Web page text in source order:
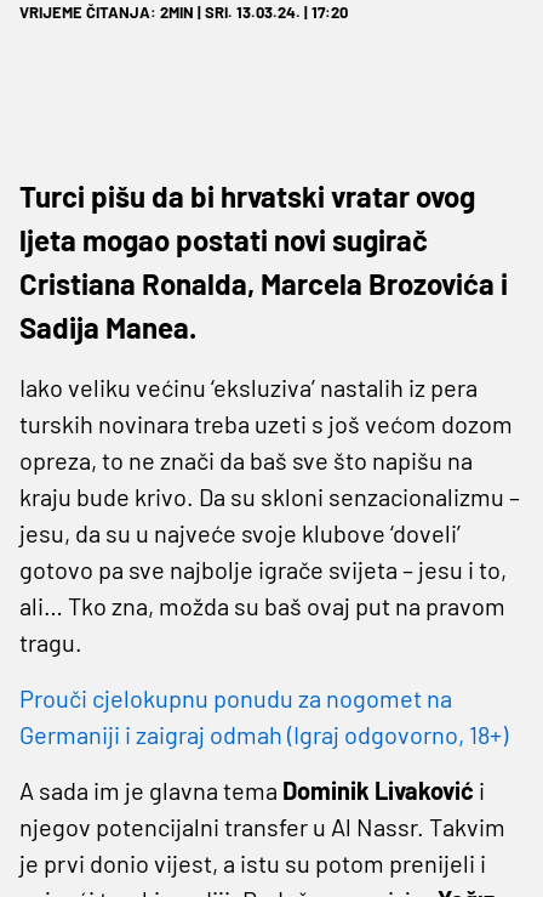
VRIJEME ČITANJA: 2MIN | SRI. 13.03.24. | 17:20
Turci pišu da bi hrvatski vratar ovog
ljeta mogao postati novi sugirač
Cristiana Ronalda, Marcela Brozovića i
Sadija Manea.
Iako veliku većinu ‘eksluziva’ nastalih iz pera
turskih novinara treba uzeti s još većom dozom
opreza, to ne znači da baš sve što napišu na
kraju bude krivo. Da su skloni senzacionalizmu –
jesu, da su u najveće svoje klubove ‘doveli’
gotovo pa sve najbolje igrače svijeta – jesu i to,
ali… Tko zna, možda su baš ovaj put na pravom
tragu.
Prouči cjelokupnu ponudu za nogomet na
Germaniji i zaigraj odmah (Igraj odgovorno, 18+)
A sada im je glavna tema Dominik Livaković i
njegov potencijalni transfer u Al Nassr. Takvim
je prvi donio vijest, a istu su potom prenijeli i